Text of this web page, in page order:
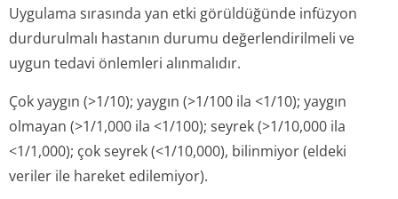
Uygulama sırasında yan etki görüldüğünde infüzyon
durdurulmalı hastanın durumu değerlendirilmeli ve
uygun tedavi önlemleri alınmalıdır.
Çok yaygın (>1/10); yaygın (>1/100 ila <1/10); yaygın
olmayan (>1/1,000 ila <1/100); seyrek (>1/10,000 ila
<1/1,000); çok seyrek (<1/10,000), bilinmiyor (eldeki
veriler ile hareket edilemiyor).